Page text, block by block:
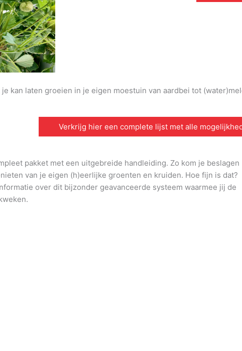
kan laten groeien in je eigen moestuin van aardbei tot
Verkrijg hier een complete lijst met alle
pakket met een uitgebreide handleiding. Zo kom je beslagen
van je eigen (h)eerlijke groenten en kruiden. Hoe fijn is dat?
over dit bijzonder geavanceerde systeem waarmee jij de